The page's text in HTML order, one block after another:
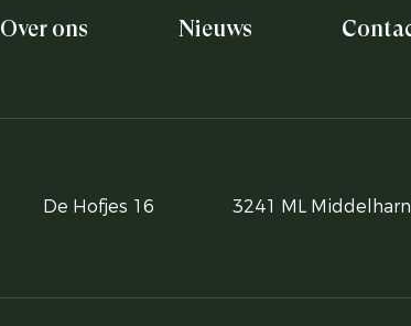
Over ons Nieuws
De Hofjes 16 3241 ML